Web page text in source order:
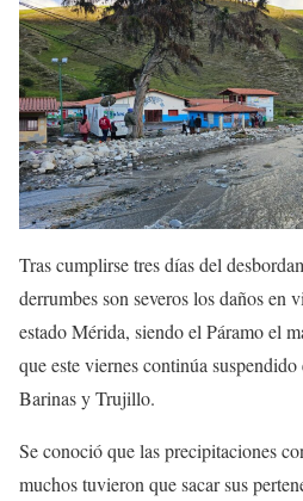
Tras cumplirse tres días del
derrumbes son severos los daños en
estado Mérida, siendo el Páramo el
que este viernes continúa
Barinas y Trujillo.
Se conoció que las precipitaciones
muchos tuvieron que sacar sus